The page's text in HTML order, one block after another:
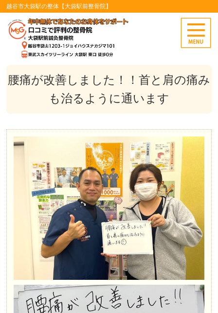
越谷市大袋駅の整体【大袋駅前整骨院】
腰痛が改善しました！！首と肩の痛み
も治るように通います